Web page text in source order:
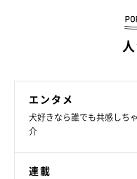
現在もスクスクと成長し
飼い主さん：
「ほんわかあたたかく、
特有の可愛らしさを日々満
エンタメ
犬好きなら誰でも共感しち
介
連載